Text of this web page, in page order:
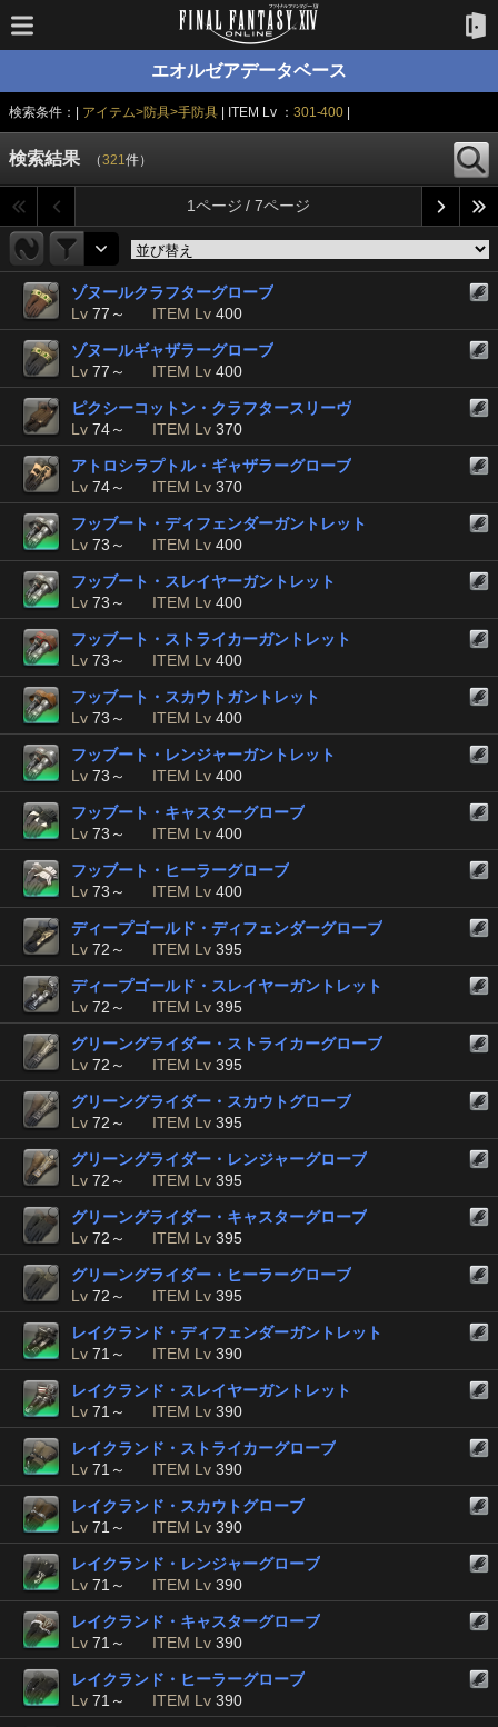
エオルゼアデータベース
検索条件：| アイテム>防具>手防具 | ITEM Lv ： 301-400
検索結果 （321件）
1ページ / 7ページ
ゾヌールクラフターグローブ
Lv 77～ ITEM Lv 400
ゾヌールギャザラーグローブ
Lv 77～ ITEM Lv 400
ピクシーコットン・クラフタースリーヴ
Lv 74～ ITEM Lv 370
アトロシラプトル・ギャザラーグローブ
Lv 74～ ITEM Lv 370
フッブート・ディフェンダーガントレット
Lv 73～ ITEM Lv 400
フッブート・スレイヤーガントレット
Lv 73～ ITEM Lv 400
フッブート・ストライカーガントレット
Lv 73～ ITEM Lv 400
フッブート・スカウトガントレット
Lv 73～ ITEM Lv 400
フッブート・レンジャーガントレット
Lv 73～ ITEM Lv 400
フッブート・キャスターグローブ
Lv 73～ ITEM Lv 400
フッブート・ヒーラーグローブ
Lv 73～ ITEM Lv 400
ディープゴールド・ディフェンダーグローブ
Lv 72～ ITEM Lv 395
ディープゴールド・スレイヤーガントレット
Lv 72～ ITEM Lv 395
グリーングライダー・ストライカーグローブ
Lv 72～ ITEM Lv 395
グリーングライダー・スカウトグローブ
Lv 72～ ITEM Lv 395
グリーングライダー・レンジャーグローブ
Lv 72～ ITEM Lv 395
グリーングライダー・キャスターグローブ
Lv 72～ ITEM Lv 395
グリーングライダー・ヒーラーグローブ
Lv 72～ ITEM Lv 395
レイクランド・ディフェンダーガントレット
Lv 71～ ITEM Lv 390
レイクランド・スレイヤーガントレット
Lv 71～ ITEM Lv 390
レイクランド・ストライカーグローブ
Lv 71～ ITEM Lv 390
レイクランド・スカウトグローブ
Lv 71～ ITEM Lv 390
レイクランド・レンジャーグローブ
Lv 71～ ITEM Lv 390
レイクランド・キャスターグローブ
Lv 71～ ITEM Lv 390
レイクランド・ヒーラーグローブ
Lv 71～ ITEM Lv 390